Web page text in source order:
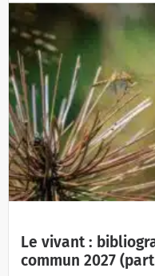
Le vivant :
commun 2027